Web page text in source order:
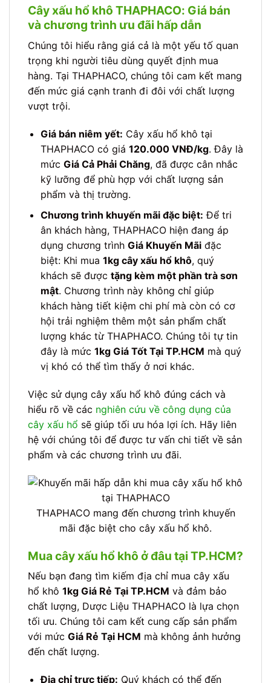
Cây xấu hổ khô THAPHACO: Giá bán
và chương trình ưu đãi hấp dẫn
Chúng tôi hiểu rằng giá cả là một yếu tố quan
trọng khi người tiêu dùng quyết định mua
hàng. Tại THAPHACO, chúng tôi cam kết mang
đến mức giá cạnh tranh đi đôi với chất lượng
vượt trội.
Giá bán niêm yết: Cây xấu hổ khô tại
THAPHACO có giá 120.000 VNĐ/kg. Đây là
mức Giá Cả Phải Chăng, đã được cân nhắc
kỹ lưỡng để phù hợp với chất lượng sản
phẩm và thị trường.
Chương trình khuyến mãi đặc biệt: Để tri
ân khách hàng, THAPHACO hiện đang áp
dụng chương trình Giá Khuyến Mãiđặc
biệt: Khi mua 1kg cây xấu hổ khô, quý
khách sẽ được tặng kèm một phần trà sơn
mật. Chương trình này không chỉ giúp
khách hàng tiết kiệm chi phí mà còn có cơ
hội trải nghiệm thêm một sản phẩm chất
lượng khác từ THAPHACO. Chúng tôi tự tin
đây là mức 1kg Giá Tốt Tại TP.HCM mà quý
vị khó có thể tìm thấy ở nơi khác.
Việc sử dụng cây xấu hổ khô đúng cách và
hiểu rõ về các nghiên cứu về công dụng của
cây xấu hổ sẽ giúp tối ưu hóa lợi ích. Hãy liên
hệ với chúng tôi để được tư vấn chi tiết về sản
phẩm và các chương trình ưu đãi.
THAPHACO mang đến chương trình khuyến
mãi đặc biệt cho cây xấu hổ khô.
Mua cây xấu hổ khô ở đâu tại TP.HCM?
Nếu bạn đang tìm kiếm địa chỉ mua cây xấu
hổ khô 1kg Giá Rẻ Tại TP.HCM và đảm bảo
chất lượng, Dược Liệu THAPHACO là lựa chọn
tối ưu. Chúng tôi cam kết cung cấp sản phẩm
với mức Giá Rẻ Tại HCM mà không ảnh hưởng
đến chất lượng.
Địa chỉ trực tiếp: Quý khách có thể đến